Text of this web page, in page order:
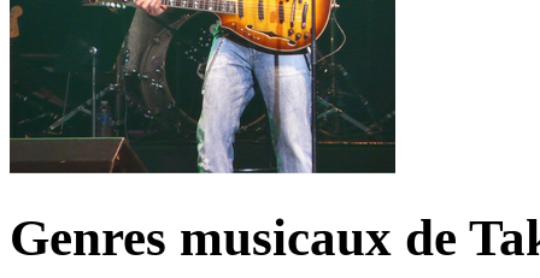
Genres musicaux de